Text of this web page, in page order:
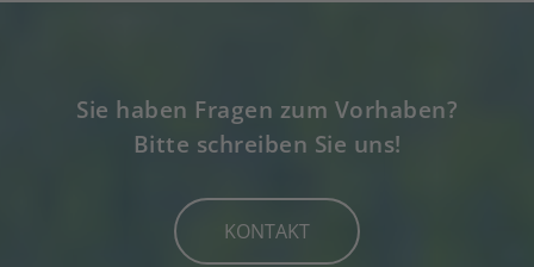
Sie haben Fragen zum Vorhaben?
Bitte schreiben Sie uns!
KONTAKT